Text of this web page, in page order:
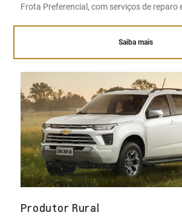
Frota Preferencial, com serviços de reparo
Saiba mais
Produtor Rural